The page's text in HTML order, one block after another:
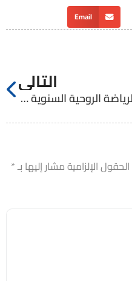
Email
التالي
الرياضة الروحية السنوية للإكليريكية الصغرى
الحقول الإلزامية مشار إليها بـ*